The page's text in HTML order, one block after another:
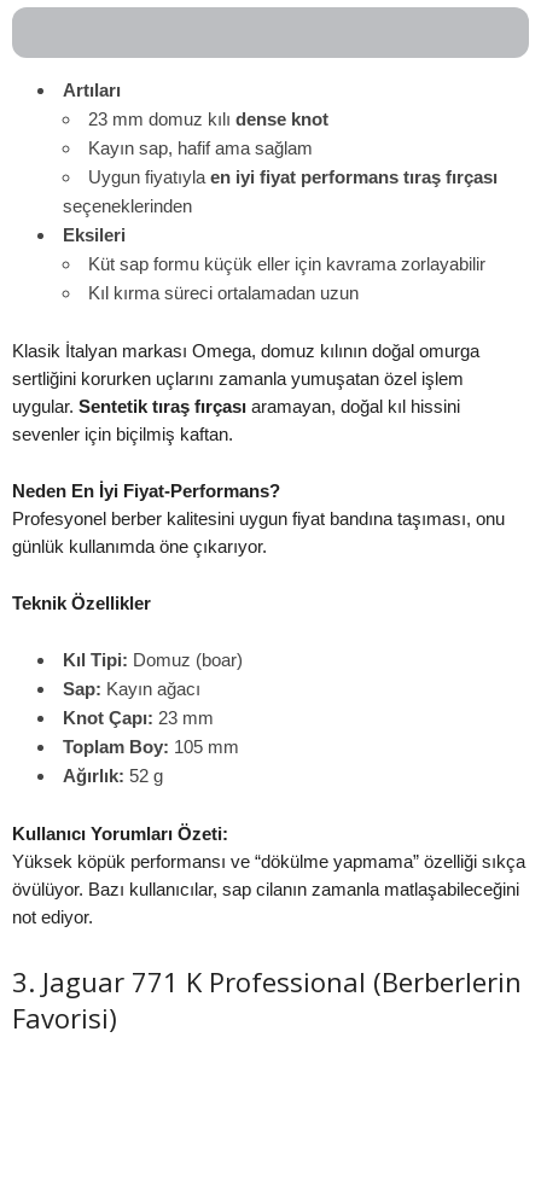
Artıları
23 mm domuz kılı dense knot
Kayın sap, hafif ama sağlam
Uygun fiyatıyla en iyi fiyat performans tıraş fırçası
seçeneklerinden
Eksileri
Küt sap formu küçük eller için kavrama zorlayabilir
Kıl kırma süreci ortalamadan uzun
Klasik İtalyan markası Omega, domuz kılının doğal omurga
sertliğini korurken uçlarını zamanla yumuşatan özel işlem
uygular. Sentetik tıraş fırçası aramayan, doğal kıl hissini
sevenler için biçilmiş kaftan.
Neden En İyi Fiyat-Performans?
Profesyonel berber kalitesini uygun fiyat bandına taşıması, onu
günlük kullanımda öne çıkarıyor.
Teknik Özellikler
Kıl Tipi: Domuz (boar)
Sap: Kayın ağacı
Knot Çapı: 23 mm
Toplam Boy: 105 mm
Ağırlık: 52 g
Kullanıcı Yorumları Özeti:
Yüksek köpük performansı ve “dökülme yapmama” özelliği sıkça
övülüyor. Bazı kullanıcılar, sap cilanın zamanla matlaşabileceğini
not ediyor.
3. Jaguar 771 K Professional (Berberlerin
Favorisi)